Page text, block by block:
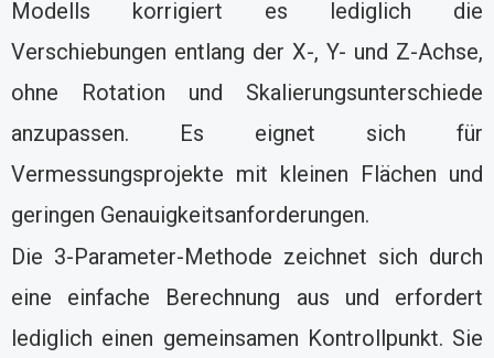
Modells korrigiert es lediglich die
Verschiebungen entlang der X-, Y- und Z-Achse,
ohne Rotation und Skalierungsunterschiede
anzupassen. Es eignet sich für
Vermessungsprojekte mit kleinen Flächen und
geringen Genauigkeitsanforderungen.
Die 3-Parameter-Methode zeichnet sich durch
eine einfache Berechnung aus und erfordert
lediglich einen gemeinsamen Kontrollpunkt. Sie